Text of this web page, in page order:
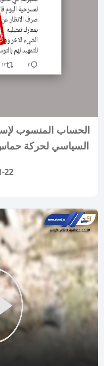
الحساب المنسوب
السياسي لحركة
22